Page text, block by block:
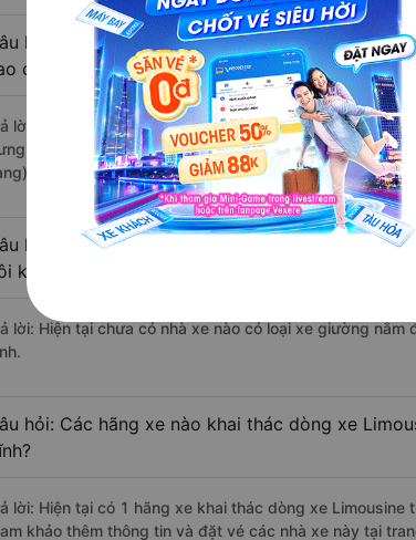
hỏi: Review xe đi Minh Hóa - Quảng Bình từ
cấp nhất?
lời: Những hãng xe đi Hà Tĩnh Minh Hóa - Quảng
Long đi Minh Hóa - Quảng Bình từ Hà Tĩnh với
hỏi: Có loại xe Hà Tĩnh Minh Hóa - Quảng
không?
lời: Hiện tại chưa có nhà xe nào có loại xe giường
hỏi: Các hãng xe nào khai thác dòng xe
lời: Hiện tại có 1 hãng xe khai thác dòng xe
khảo thêm thông tin và đặt vé các nhà xe này tại